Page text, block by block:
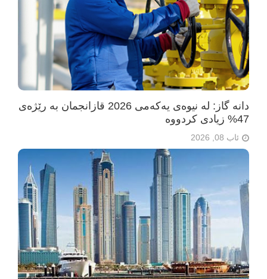
دانە گاز: لە نیوەی یەکەمی 2026 قازانجمان بە رێژەی
47% زیادی کردووە
ئاب 08, 2026